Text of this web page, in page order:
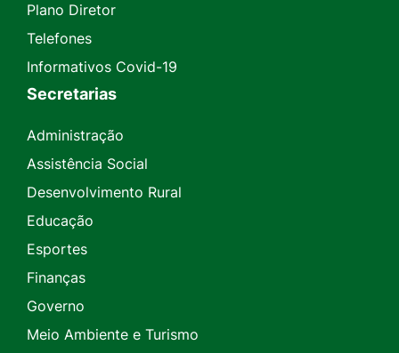
Plano Diretor
Telefones
Informativos Covid-19
Secretarias
Administração
Assistência Social
Desenvolvimento Rural
Educação
Esportes
Finanças
Governo
Meio Ambiente e Turismo